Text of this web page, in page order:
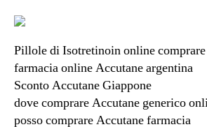
Pillole di Isotretinoin online comprare
farmacia online Accutane argentina
Sconto Accutane Giappone
dove comprare Accutane generico
posso comprare Accutane farmacia